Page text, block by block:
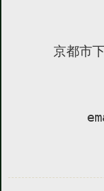
京都市